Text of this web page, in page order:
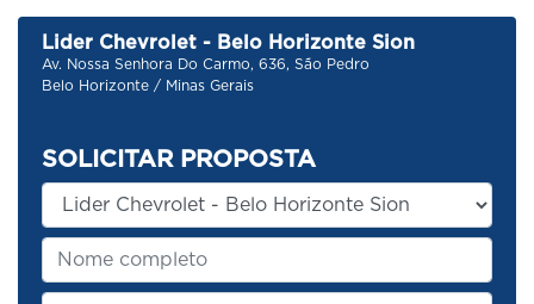
Lider Chevrolet - Belo Horizonte Sion
Av. Nossa Senhora Do Carmo, 636, São Pedro
Belo Horizonte / Minas Gerais
SOLICITAR PROPOSTA